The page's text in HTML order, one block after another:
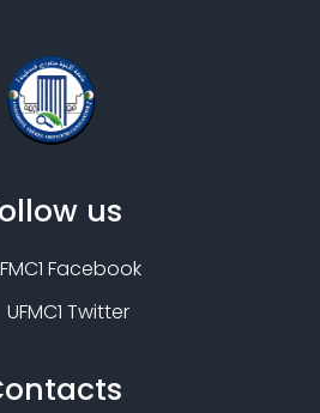
us
Facebook
UFMC1 Twitter